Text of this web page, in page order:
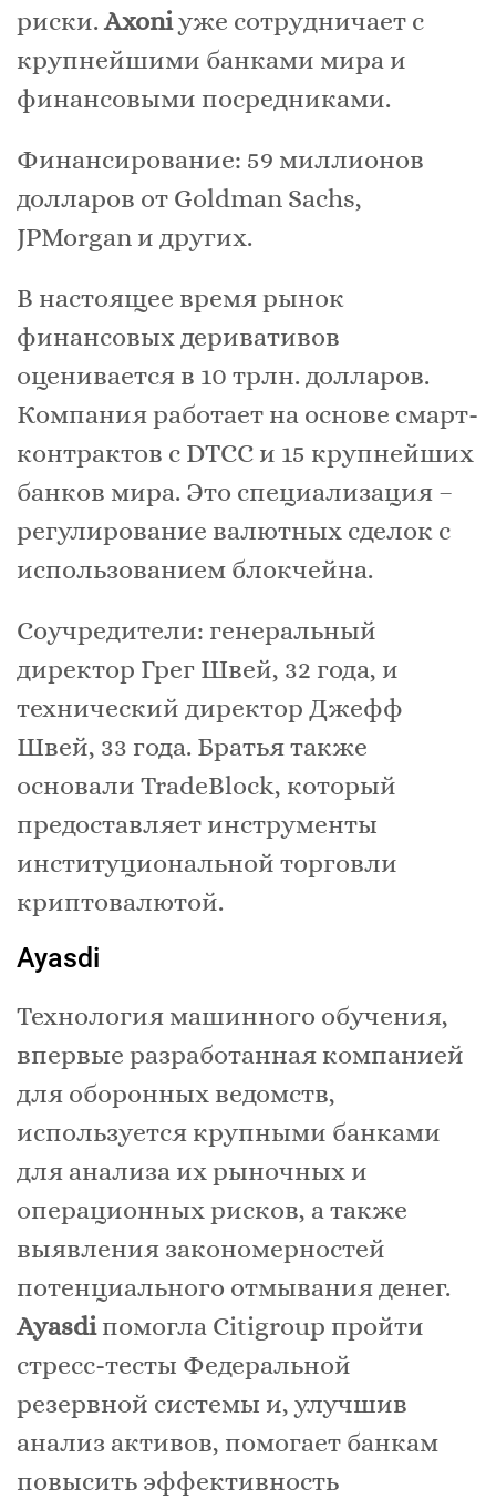
риски.Axoniуже сотрудничает с
крупнейшими банками мира и
финансовыми посредниками.
Финансирование: 59 миллионов
долларов от Goldman Sachs,
JPMorgan и других.
В настоящее время рынок
финансовых деривативов
оценивается в 10 трлн. долларов.
Компания работает на основе смарт-
контрактов с DTCC и 15 крупнейших
банков мира. Это специализация –
регулирование валютных сделок с
использованием блокчейна.
Соучредители: генеральный
директор Грег Швей, 32 года, и
технический директор Джефф
Швей, 33 года. Братья также
основали TradeBlock, который
предоставляет инструменты
институциональной торговли
криптовалютой.
Ayasdi
Технология машинного обучения,
впервые разработанная компанией
для оборонных ведомств,
используется крупными банками
для анализа их рыночных и
операционных рисков, а также
выявления закономерностей
потенциального отмывания денег.
Ayasdiпомогла Citigroup пройти
стресс-тесты Федеральной
резервной системы и, улучшив
анализ активов, помогает банкам
повысить эффективность